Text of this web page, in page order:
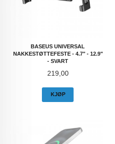
BASEUS UNIVERSAL
NAKKESTØTTEFESTE - 4.7" - 12.9"
- SVART
Pris
219,00
KJØP